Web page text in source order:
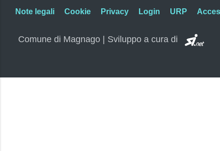
Note legali Cookie Privacy Login URP
Comune di Magnago | Sviluppo a cura di